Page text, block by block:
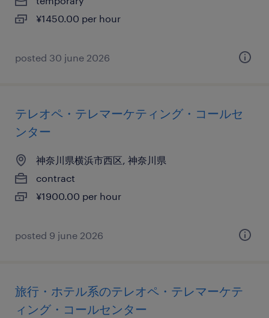
¥1450.00 per hour
posted 30 june 2026
テレオペ・テレマーケティング・コールセ
ンター
神奈川県横浜市西区, 神奈川県
contract
¥1900.00 per hour
posted 9 june 2026
旅行・ホテル系のテレオペ・テレマーケテ
ィング・コールセンター